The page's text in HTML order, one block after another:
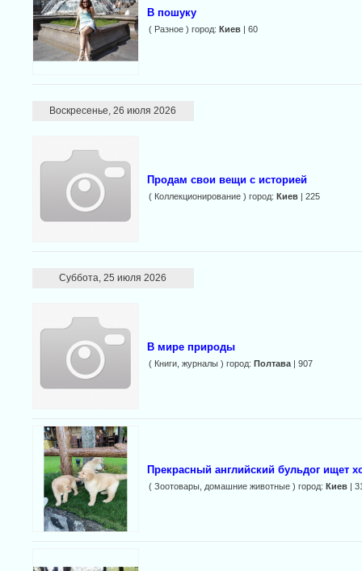
В пошуку
( Разное ) город: Киев | 60
Воскресенье, 26 июля 2026
Продам свои вещи с историей
( Коллекционирование ) город: Киев | 225
Суббота, 25 июля 2026
В мире природы
( Книги, журналы ) город: Полтава | 907
Прекрасный английский бульдог ищет
( Зоотовары, домашние животные ) город: Киев |